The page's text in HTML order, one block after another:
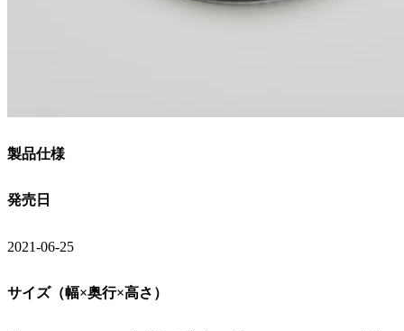
製品仕様
発売日
2021-06-25
サイズ（幅×奥行×高さ）